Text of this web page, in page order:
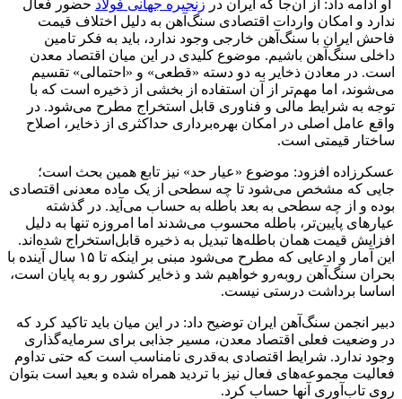
او ادامه داد: از آن‌جا که ایران در زنجیره جهانی فولاد حضور فعال
ندارد و امکان واردات اقتصادی سنگ‌آهن به دلیل اختلاف قیمت
فاحش ایران با سنگ‌آهن خارجی وجود ندارد، باید به فکر تامین
داخلی سنگ‌آهن باشیم. موضوع کلیدی در این‌ میان اقتصاد معدن
است. در معادن ذخایر به دو دسته «قطعی» و «احتمالی» تقسیم
می‌شوند، اما مهم‌تر از آن استفاده از بخشی از ذخیره است که با
توجه به شرایط مالی و فناوری قابل استخراج مطرح می‌شود. در
واقع عامل اصلی در امکان بهره‌برداری حداکثری از ذخایر، اصلاح
ساختار قیمتی است.
عسکرزاده افزود: موضوع «عیار حد» نیز تابع همین بحث است؛
جایی که مشخص می‌شود تا چه سطحی از یک ماده معدنی اقتصادی
بوده و از چه سطحی به بعد باطله به حساب می‌آید. در گذشته
عیارهای پایین‌تر، باطله محسوب می‌شدند اما امروزه تنها به دلیل
افزایش قیمت همان باطله‌ها تبدیل به ذخیره قابل‌استخراج شده‌اند.
این آمار و ادعایی که مطرح می‌شود مبنی بر اینکه تا ۱۵ سال آینده با
بحران سنگ‌آهن روبه‌رو خواهیم شد و ذخایر کشور رو به پایان است،
اساسا برداشت درستی نیست.
دبیر انجمن سنگ‌آهن ایران توضیح داد: در این میان باید تاکید کرد که
در وضعیت فعلی اقتصاد معدن، مسیر جذابی برای سرمایه‌گذاری
وجود ندارد. شرایط اقتصادی به‌قدری نامناسب است که حتی تداوم
فعالیت مجموعه‌های فعال نیز با تردید همراه شده و بعید است بتوان
روی تاب‌آوری آنها حساب کرد.